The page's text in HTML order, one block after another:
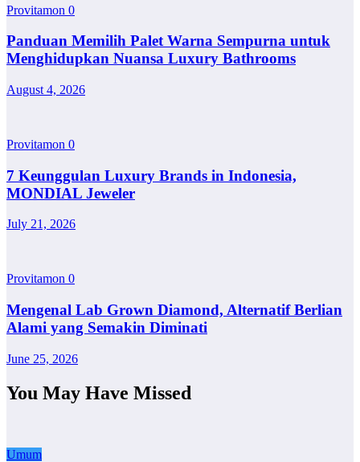
Provitamon 0
Panduan Memilih Palet Warna Sempurna untuk
Menghidupkan Nuansa Luxury Bathrooms
August 4, 2026
Provitamon 0
7 Keunggulan Luxury Brands in Indonesia,
MONDIAL Jeweler
July 21, 2026
Provitamon 0
Mengenal Lab Grown Diamond, Alternatif Berlian
Alami yang Semakin Diminati
June 25, 2026
You May Have Missed
Umum